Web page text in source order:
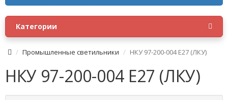
Категории
Промышленные светильники НКУ 97-200-004 Е27 (ЛКУ)
НКУ 97-200-004 Е27 (ЛКУ)